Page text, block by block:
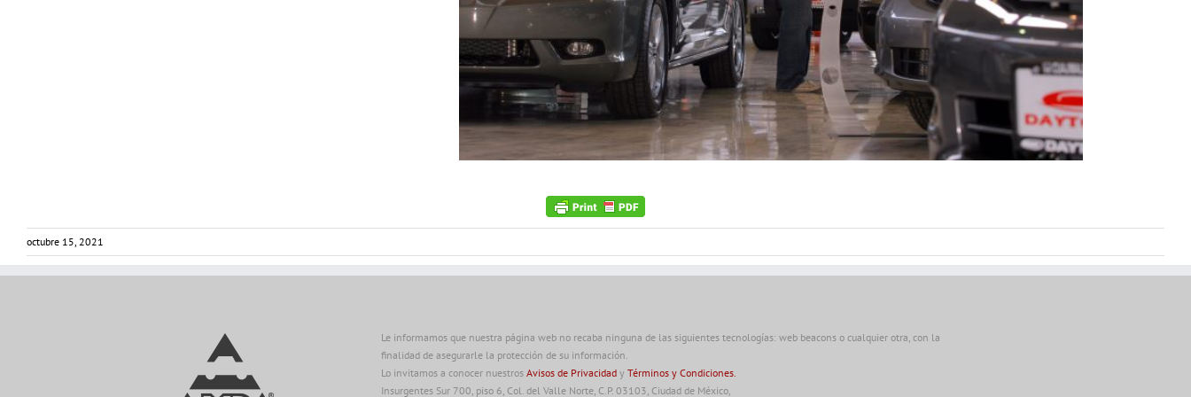
octubre 15, 2021
Le informamos que nuestra página web no recaba ninguna de las siguientes tecnologías: web beacons o cualquier otra, con la
finalidad de asegurarle la protección de su información.
Lo invitamos a conocer nuestros Avisos de Privacidad y Términos y Condiciones.
Insurgentes Sur 700, piso 6, Col. del Valle Norte, C.P. 03103, Ciudad de México,